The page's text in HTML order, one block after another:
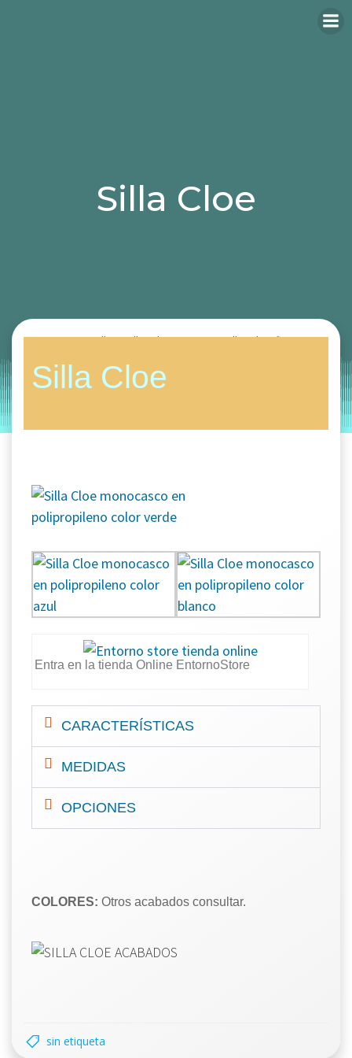
Silla Cloe
Categories: sillas sillas de escritorio sillas de oficina
by Entorno | on septiembre 5, 2019
Silla Cloe
Entra en la tienda Online EntornoStore
CARACTERÍSTICAS
MEDIDAS
OPCIONES
COLORES: Otros acabados consultar.
sin etiqueta